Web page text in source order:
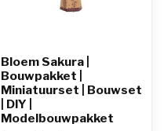
Bloem Sakura |
Bouwpakket |
Miniatuurset | Bouwset
| DIY |
Modelbouwpakket